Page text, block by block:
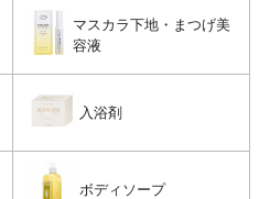
マスカラ下地・まつげ美
容液
入浴剤
ボディソープ